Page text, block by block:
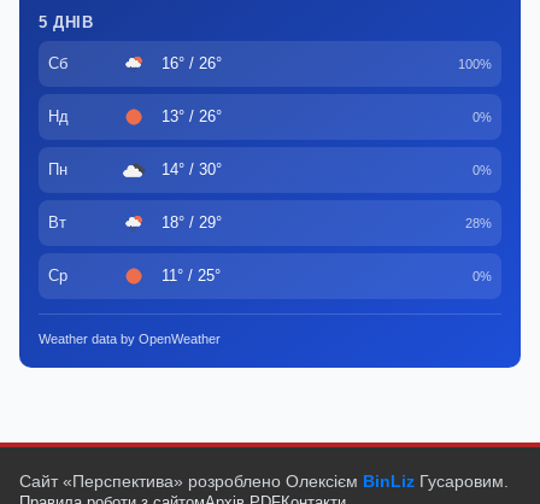
5 ДНІВ
Сб 16° / 26° 100%
Нд 13° / 26° 0%
Пн 14° / 30° 0%
Вт 18° / 29° 28%
Ср 11° / 25° 0%
Weather data by OpenWeather
Сайт «Перспектива» розроблено Олексієм BinLiz Гусаровим.